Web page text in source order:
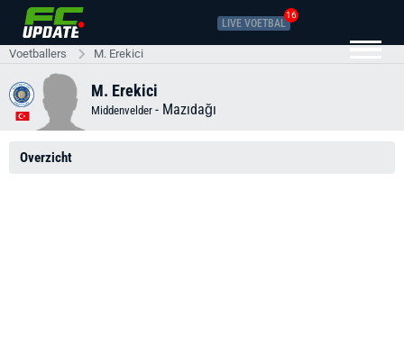
LIVE VOETBAL
16
Voetballers M. Erekici
M. Erekici
Middenvelder - Mazıdağı
Overzicht